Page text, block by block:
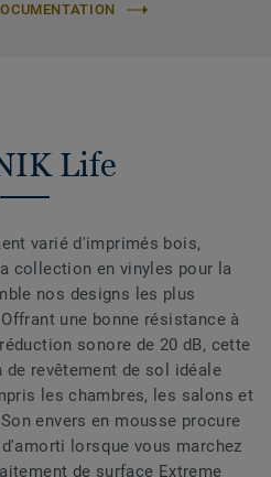
Life
varié d'imprimés bois,
collection en vinyles pour la
nos designs les plus
une bonne résistance à
sonore de 20 dB, cette
revêtement de sol idéale
les chambres, les salons et
envers en mousse procure
lorsque vous marchez
de surface Extreme